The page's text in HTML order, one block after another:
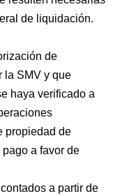
de liquidación.
de
la SMV y que
haya verificado a
propiedad de
a favor de
a partir de